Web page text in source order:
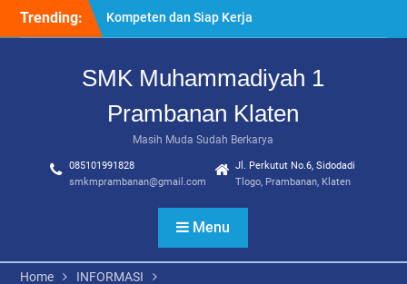
Trending:
“Pesantren Ramadan”
Sebagai Momentum
Perbaikan Diri
dan MPLS, SMK
Komitmen Sekolah Ramah
Anak
Uji Kompetensi Keahlian:
Sinergi SMK Bersama LSP
dalam Mencetak Lulusan
Kompeten dan Siap Kerja
SMK Muhammadiyah 1
Prambanan Klaten
Masih Muda Sudah Berkarya
085101991828
smkmprambanan@gmail.com
Jl. Perkutut No.6, Sidodadi
Tlogo, Prambanan, Klaten
Menu
Home
INFORMASI